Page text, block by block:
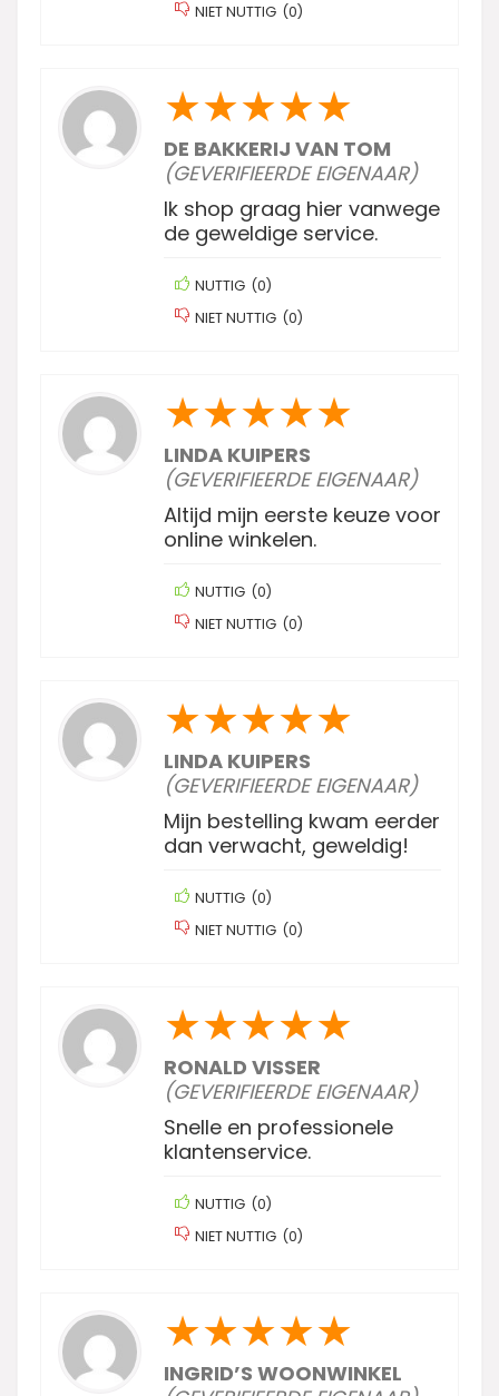
NIET NUTTIG (0)
★★★★★
DE BAKKERIJ VAN TOM
(GEVERIFIEERDE EIGENAAR)
Ik shop graag hier vanwege
de geweldige service.
NUTTIG (0)
NIET NUTTIG (0)
★★★★★
LINDA KUIPERS
(GEVERIFIEERDE EIGENAAR)
Altijd mijn eerste keuze voor
online winkelen.
NUTTIG (0)
NIET NUTTIG (0)
★★★★★
LINDA KUIPERS
(GEVERIFIEERDE EIGENAAR)
Mijn bestelling kwam eerder
dan verwacht, geweldig!
NUTTIG (0)
NIET NUTTIG (0)
★★★★★
RONALD VISSER
(GEVERIFIEERDE EIGENAAR)
Snelle en professionele
klantenservice.
NUTTIG (0)
NIET NUTTIG (0)
★★★★★
INGRID’S WOONWINKEL